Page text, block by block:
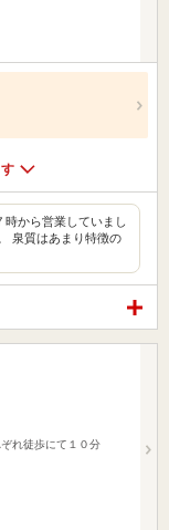
時から営業していまし
泉質はあまり特徴の
れ徒歩にて１０分